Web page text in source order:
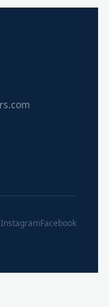
InstagramFacebook